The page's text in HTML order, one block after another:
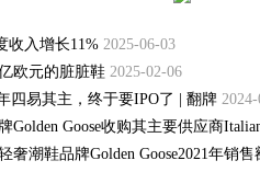
收入增长11% 2025-06-03
欧元的脏脏鞋 2025-02-06
四易其主，终于要IPO了 | 翻牌
Golden Goose收购其主要供应商
奢潮鞋品牌Golden Goose2021年销